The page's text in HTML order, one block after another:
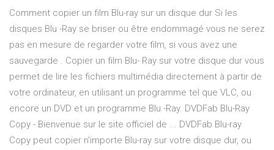
Comment copier un film Blu-ray sur un disque dur Si les
disques Blu -Ray se briser ou être endommagé vous ne serez
pas en mesure de regarder votre film, si vous avez une
sauvegarde . Copier un film Blu- Ray sur votre disque dur vous
permet de lire les fichiers multimédia directement à partir de
votre ordinateur, en utilisant un programme tel que VLC, ou
encore un DVD et un programme Blu -Ray. DVDFab Blu-Ray
Copy - Bienvenue sur le site officiel de ... DVDFab Blu-ray
Copy peut copier n'importe Blu-ray sur votre disque dur, ou